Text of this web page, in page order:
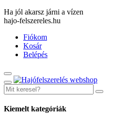
Ha jól akarsz járni a vízen
hajo-felszereles.hu
Fiókom
Kosár
Belépés
Kiemelt kategóriák